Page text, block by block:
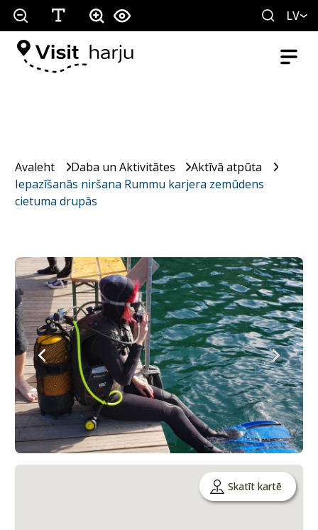
LV
Avaleht Daba un Aktivitātes
Aktīvā atpūta
Iepazīšanās niršana Rummu karjera zemūdens
cietuma drupās
Skatīt kartē